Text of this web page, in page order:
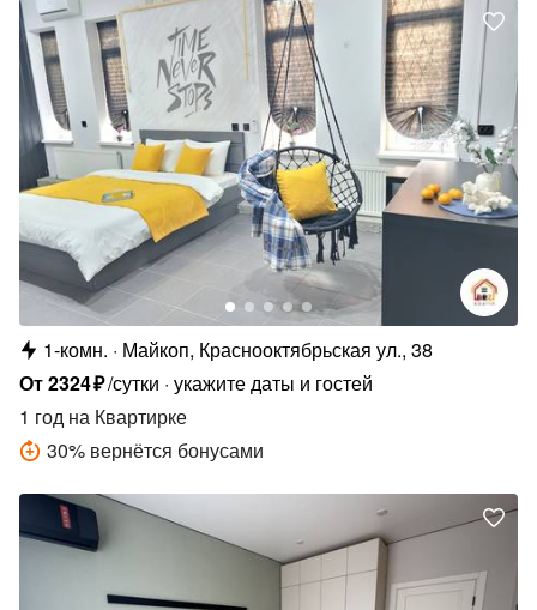
1-комн.
Майкоп, Краснооктябрьская ул., 38
От2324₽/сутки укажите даты и гостей
1 год на Квартирке
30% вернётся бонусами